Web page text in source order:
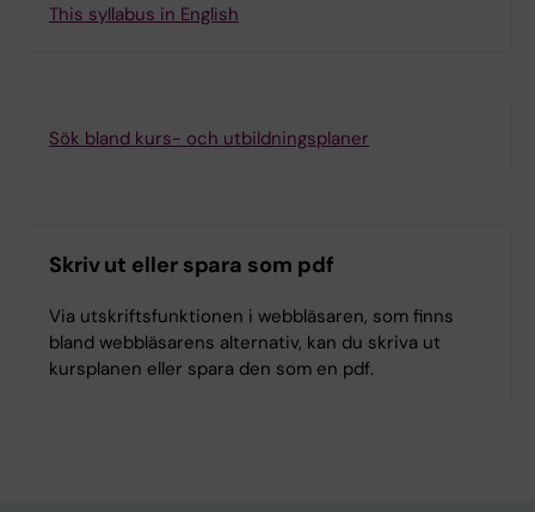
This syllabus in English
Sök bland kurs- och utbildningsplaner
Skriv ut eller spara som pdf
Via utskriftsfunktionen i webbläsaren, som finns
bland webbläsarens alternativ, kan du skriva ut
kursplanen eller spara den som en pdf.